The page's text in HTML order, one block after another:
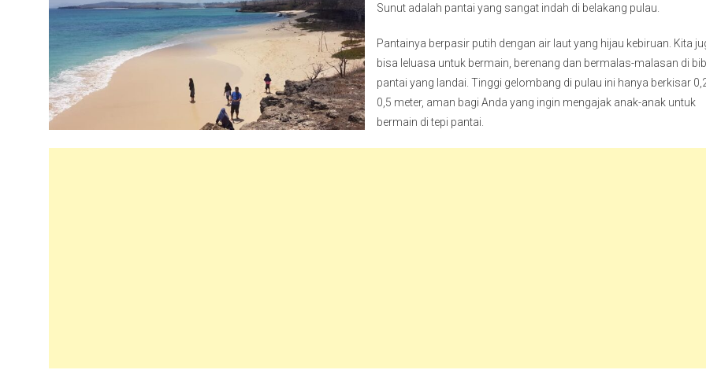
Sunut adalah pantai yang sangat indah di belakang pulau.
Pantainya berpasir putih dengan air laut yang hijau kebiruan. Kita
bisa leluasa untuk bermain, berenang dan bermalas-malasan di
pantai yang landai. Tinggi gelombang di pulau ini hanya berkisar
0,5 meter, aman bagi Anda yang ingin mengajak anak-anak untuk
bermain di tepi pantai.